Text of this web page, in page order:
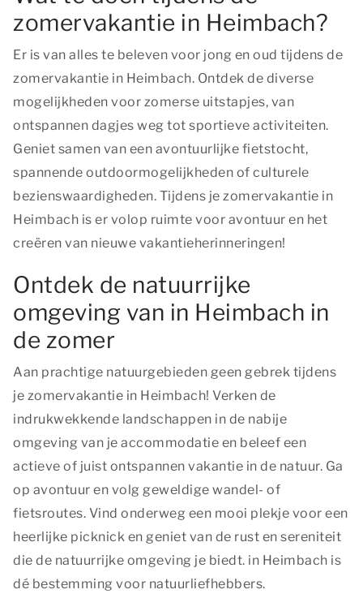
zomervakantie in Heimbach?
Er is van alles te beleven voor jong en oud tijdens de
zomervakantie in Heimbach. Ontdek de diverse
mogelijkheden voor zomerse uitstapjes, van
ontspannen dagjes weg tot sportieve activiteiten.
Geniet samen van een avontuurlijke fietstocht,
spannende outdoormogelijkheden of culturele
bezienswaardigheden. Tijdens je zomervakantie in
Heimbach is er volop ruimte voor avontuur en het
creëren van nieuwe vakantieherinneringen!
Ontdek de natuurrijke
omgeving van in Heimbach in
de zomer
Aan prachtige natuurgebieden geen gebrek tijdens
je zomervakantie in Heimbach! Verken de
indrukwekkende landschappen in de nabije
omgeving van je accommodatie en beleef een
actieve of juist ontspannen vakantie in de natuur. Ga
op avontuur en volg geweldige wandel- of
fietsroutes. Vind onderweg een mooi plekje voor een
heerlijke picknick en geniet van de rust en sereniteit
die de natuurrijke omgeving je biedt. in Heimbach is
dé bestemming voor natuurliefhebbers.